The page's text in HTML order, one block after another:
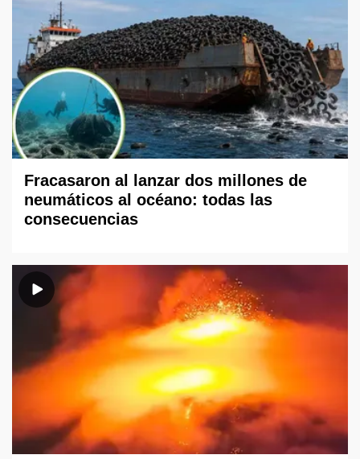
Fracasaron al lanzar dos millones de
neumáticos al océano: todas las
consecuencias